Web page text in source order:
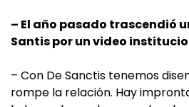
– El año pasado trascendió
Santis por un video
– Con De Sanctis tenemos
rompe la relación. Hay